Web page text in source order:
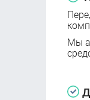
Мы